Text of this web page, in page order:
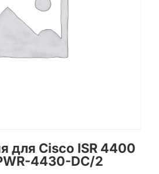
для Cisco ISR 4400
4430-DC/2